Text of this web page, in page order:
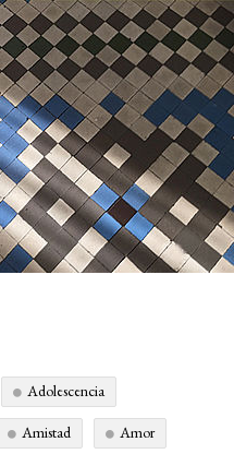
Adolescencia
Amistad Amor